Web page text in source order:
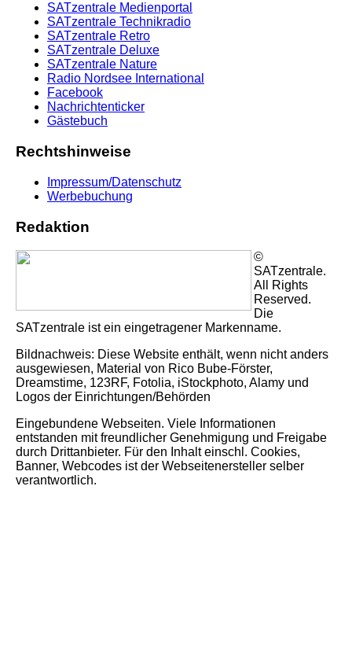
SATzentrale Medienportal
SATzentrale Technikradio
SATzentrale Retro
SATzentrale Deluxe
SATzentrale Nature
Radio Nordsee International
Facebook
Nachrichtenticker
Gästebuch
Rechtshinweise
Impressum/Datenschutz
Werbebuchung
Redaktion
©
SATzentrale.
All Rights
Reserved.
Die
SATzentrale ist ein eingetragener Markenname.
Bildnachweis: Diese Website enthält, wenn nicht anders
ausgewiesen, Material von Rico Bube-Förster,
Dreamstime, 123RF, Fotolia, iStockphoto, Alamy und
Logos der Einrichtungen/Behörden
Eingebundene Webseiten. Viele Informationen
entstanden mit freundlicher Genehmigung und Freigabe
durch Drittanbieter. Für den Inhalt einschl. Cookies,
Banner, Webcodes ist der Webseitenersteller selber
verantwortlich.